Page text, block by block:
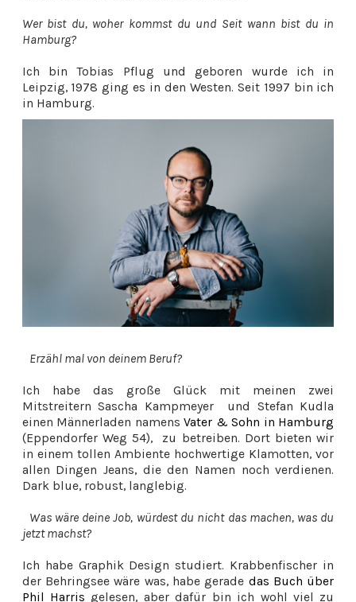
Wer bist du, woher kommst du und Seit wann bist du in
Hamburg?
Ich bin Tobias Pflug und geboren wurde ich in
Leipzig, 1978 ging es in den Westen. Seit 1997 bin ich
in Hamburg.
Erzähl mal von deinem Beruf?
Ich habe das große Glück mit meinen zwei
Mitstreitern Sascha Kampmeyer und Stefan Kudla
einen Männerladen namensVater & Sohn in Hamburg
(Eppendorfer Weg 54), zu betreiben. Dort bieten wir
in einem tollen Ambiente hochwertige Klamotten, vor
allen Dingen Jeans, die den Namen noch verdienen.
Dark blue, robust, langlebig.
Was wäre deine Job, würdest du nicht das machen, was du
jetzt machst?
Ich habe Graphik Design studiert. Krabbenfischer in
der Behringsee wäre was, habe gerade das Buch über
Phil Harris gelesen, aber dafür bin ich wohl viel zu